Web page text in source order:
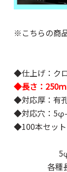
※こちらの商
◆仕上げ：ク
◆長さ：250
◆対応厚：有
◆対応穴：
◆100本セット
各種